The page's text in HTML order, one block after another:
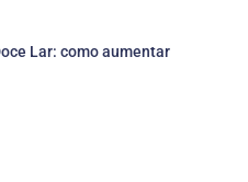
Lar: como aumentar